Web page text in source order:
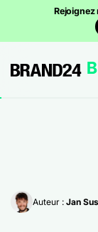
Rejoignez
Auteur : Jan